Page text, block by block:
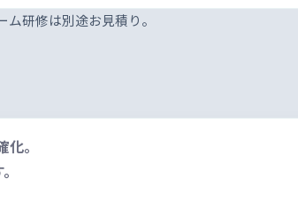
研修は別途お見積り。
。